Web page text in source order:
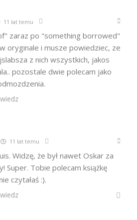
11 lat temu
zaraz po "something borrowed"
oryginale i musze powiedziec, ze
z nich wszystkich, jakos
pozostale dwie polecam jako
11 lat temu
Widzę, że był nawet Oskar za
Super. Tobie polecam książkę
czytałaś :).